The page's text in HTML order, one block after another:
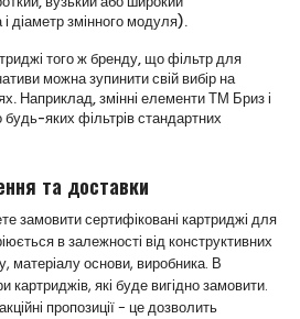
діаметр змінного модуля).
того ж бренду, що фільтр для
можна зупинити свій вибір на
Наприклад, змінні елементи ТМ Бриз і
яких фільтрів стандартних
та доставки
замовити сертифіковані картриджі для
в залежності від конструктивних
матеріалу основи, виробника. В
картриджів, які буде вигідно замовити.
пропозиції - це дозволить